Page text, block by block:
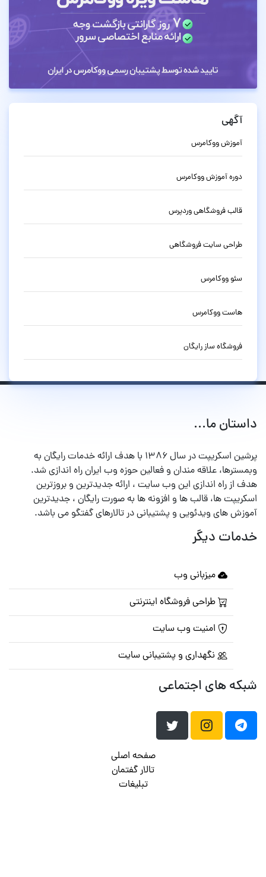
آگهی
آموزش ووکامرس
دوره آموزش ووکامرس
قالب فروشگاهی وردپرس
طراحی سایت فروشگاهی
سئو ووکامرس
هاست ووکامرس
فروشگاه ساز رایگان
داستان ما...
پرشین اسکریپت در سال ۱۳۸۶ با هدف ارائه خدمات رایگان به
وبمسترها، علاقه مندان و فعالین حوزه وب ایران راه اندازی شد.
هدف از راه اندازی این وب سایت ، ارائه جدیدترین و بروزترین
اسکریپت ها، قالب ها و افزونه ها به صورت رایگان ، جدیدترین
آموزش های ویدئویی و پشتیبانی در تالارهای گفتگو می باشد.
خدمات دیگر
میزبانی وب
طراحی فروشگاه اینترنتی
امنیت وب سایت
نگهداری و پشتیبانی سایت
شبکه های اجتماعی
صفحه اصلی
تالار گفتمان
تبلیغات